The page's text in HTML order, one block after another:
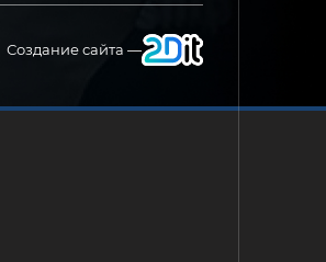
Создание сайта —